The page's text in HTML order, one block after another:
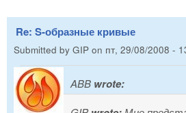
Re: S-образные кривые
Submitted by GIP on пт, 29/08/2008 -
ABB wrote: